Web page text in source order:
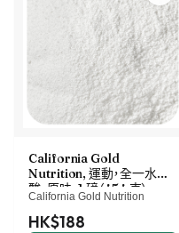
California Gold
Nutrition, 運動，全一水肌
酸，原味，1 磅（454 克）
California Gold Nutrition
HK$188